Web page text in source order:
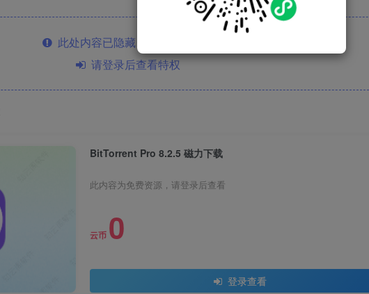
此处内容已隐藏，软件会员可见
请登录后查看特权
BitTorrent Pro 8.2.5 磁力下载
此内容为免费资源，请登录后查看
云币 0
登录查看